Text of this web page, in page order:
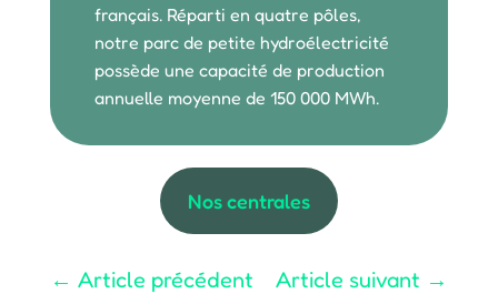
français. Réparti en quatre pôles,
notre parc de petite hydroélectricité
possède une capacité de production
annuelle moyenne de 150 000 MWh.
Nos centrales
← Article précédent Article suivant →